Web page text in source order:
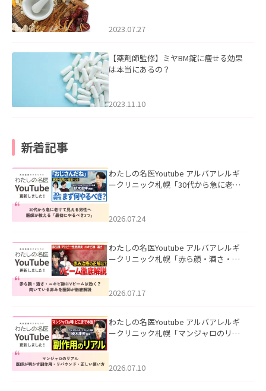
2023.07.27
【薬剤師監修】ミヤBM錠に痩せる効果
は本当にあるの？
2023.11.10
新着記事
わたしの名医Youtube アルバアレルギ
ークリニック札幌「30代から急に老け
た。
2026.07.24
わたしの名医Youtube アルバアレルギ
ークリニック札幌「赤ら顔・酒さ・ニ
した。
2026.07.17
わたしの名医Youtube アルバアレルギ
ークリニック札幌「マンジャロのリア
た。
2026.07.10